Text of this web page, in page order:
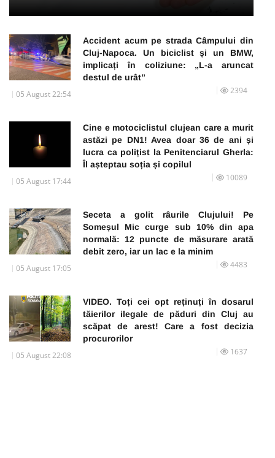
Accident acum pe strada Câmpului din
Cluj-Napoca. Un biciclist și un BMW,
implicați în coliziune: „L-a aruncat
destul de urât”
05 August 22:54 2394
Cine e motociclistul clujean care a murit
astăzi pe DN1! Avea doar 36 de ani și
lucra ca polițist la Penitenciarul Gherla:
Îl așteptau soția și copilul
05 August 17:44 10089
Seceta a golit râurile Clujului! Pe
Someșul Mic curge sub 10% din apa
normală: 12 puncte de măsurare arată
debit zero, iar un lac e la minim
05 August 17:05 4483
VIDEO. Toți cei opt reținuți în dosarul
tăierilor ilegale de păduri din Cluj au
scăpat de arest! Care a fost decizia
procurorilor
05 August 22:08 1637